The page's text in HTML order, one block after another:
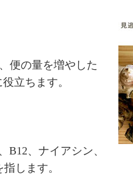
便の量を増やした
役立ちます。
B12、ナイアシン、
します。